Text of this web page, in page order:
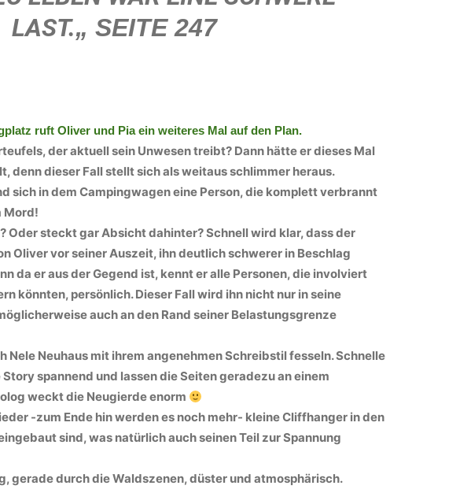
LAST.„ SEITE 247
ruft Oliver und Pia ein weiteres Mal auf den Plan.
der aktuell sein Unwesen treibt? Dann hätte er dieses Mal
denn dieser Fall stellt sich als weitaus schlimmer heraus.
sich in dem Campingwagen eine Person, die komplett verbrannt
Mord!
Oder steckt gar Absicht dahinter? Schnell wird klar, dass der
Oliver vor seiner Auszeit, ihn deutlich schwerer in Beschlag
da er aus der Gegend ist, kennt er alle Personen, die involviert
könnten, persönlich. Dieser Fall wird ihn nicht nur in seine
auch an den Rand seiner Belastungsgrenze
Nele Neuhaus mit ihrem angenehmen Schreibstil fesseln. Schnelle
spannend und lassen die Seiten geradezu an einem
weckt die Neugierde enorm
-zum Ende hin werden es noch mehr- kleine Cliffhanger in den
sind, was natürlich auch seinen Teil zur Spannung
gerade durch die Waldszenen, düster und atmosphärisch.